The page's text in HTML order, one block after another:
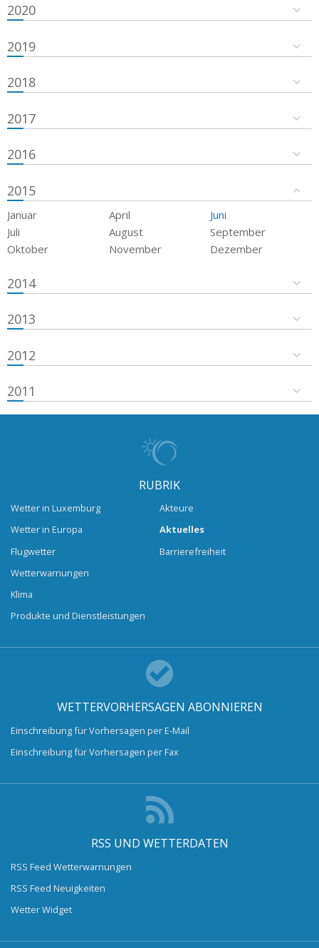
2020
2019
2018
2017
2016
2015
Januar April
Juni
Juli
August
September
Oktober
November Dezember
2014
2013
2012
2011
RUBRIK
Wetter in Luxemburg
Wetter in Europa
Flugwetter
Wetterwarnungen
Klima
Produkte und Dienstleistungen
Akteure
Aktuelles
Barrierefreiheit
WETTERVORHERSAGEN ABONNIEREN
Einschreibung für Vorhersagen per E-Mail
Einschreibung für Vorhersagen per Fax
RSS UND WETTERDATEN
RSS Feed Wetterwarnungen
RSS Feed Neuigkeiten
Wetter Widget